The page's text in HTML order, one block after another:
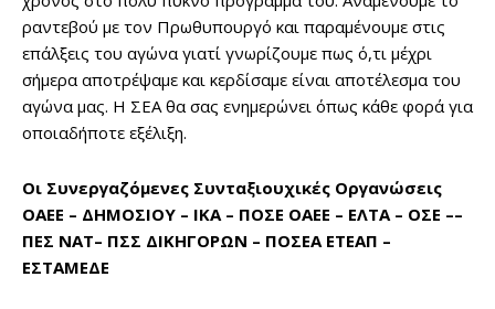
ραντεβού με τον Πρωθυπουργό και παραμένουμε στις
επάλξεις του αγώνα γιατί γνωρίζουμε πως ό,τι μέχρι
σήμερα αποτρέψαμε και κερδίσαμε είναι αποτέλεσμα του
αγώνα μας. Η ΣΕΑ θα σας ενημερώνει όπως κάθε φορά για
οποιαδήποτε εξέλιξη.
Οι Συνεργαζόμενες Συνταξιουχικές Οργανώσεις
OAEE – ΔΗΜΟΣΙΟΥ – ΙΚΑ – ΠΟΣΕ ΟΑΕΕ – ΕΛΤΑ – ΟΣΕ ––
ΠΕΣ ΝΑΤ– ΠΣΣ ΔΙΚΗΓΟΡΩΝ – ΠΟΣΕΑ ΕΤΕΑΠ –
ΕΣΤΑΜΕΔΕ